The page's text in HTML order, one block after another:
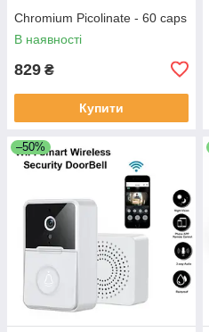
Chromium Picolinate - 60 caps
В наявності
829 ₴
Купити
–50%